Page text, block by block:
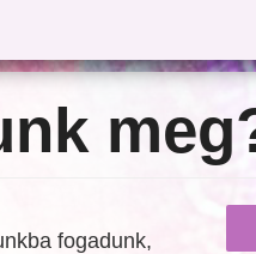
fogadunk,